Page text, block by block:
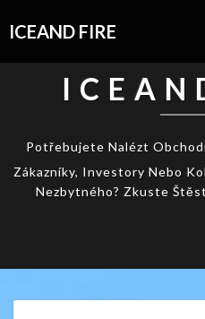
ICEAND FIRE
Potřebujete Nalézt
Zákazníky, Investory Nebo
Nezbytného? Zkuste